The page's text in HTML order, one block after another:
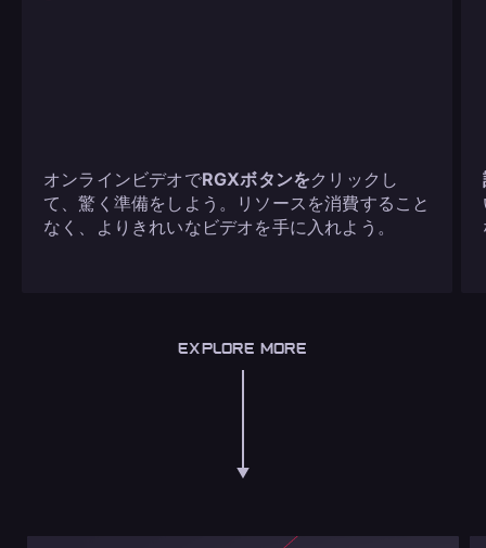
オンラインビデオでRGXボタンをクリックし
て、驚く準備をしよう。リソースを消費すること
なく、よりきれいなビデオを手に入れよう。
EXPLORE MORE